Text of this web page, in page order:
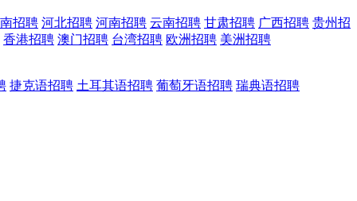
招聘 河北招聘 河南招聘 云南招聘 甘肃招聘 广西招聘 贵州招
香港招聘 澳门招聘 台湾招聘 欧洲招聘 美洲招聘
捷克语招聘 土耳其语招聘 葡萄牙语招聘 瑞典语招聘